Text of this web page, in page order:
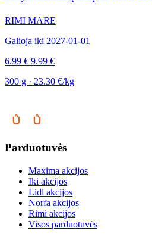
RIMI MARE
Galioja iki 2027-01-01
6.99 € 9.99 €
300 g · 23.30 €/kg
Parduotuvės
Maxima akcijos
Iki akcijos
Lidl akcijos
Norfa akcijos
Rimi akcijos
Visos parduotuvės